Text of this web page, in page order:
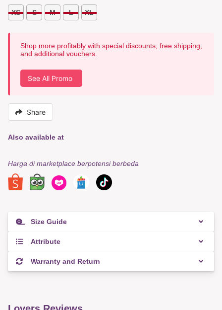
XS S M L XL
Shop more profitably with special discounts, free shipping,
and additional vouchers.
See All Promo
Share
Also available at
Harga di marketplace berpotensi berbeda
Size Guide
Attribute
Warranty and Return